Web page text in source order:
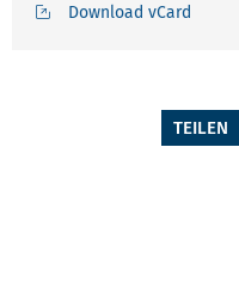
Download vCard
TEILEN